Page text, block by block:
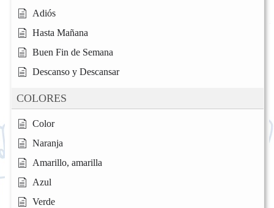
Adiós
Hasta Mañana
Buen Fin de Semana
Descanso y Descansar
COLORES
Color
Naranja
Amarillo, amarilla
Azul
Verde